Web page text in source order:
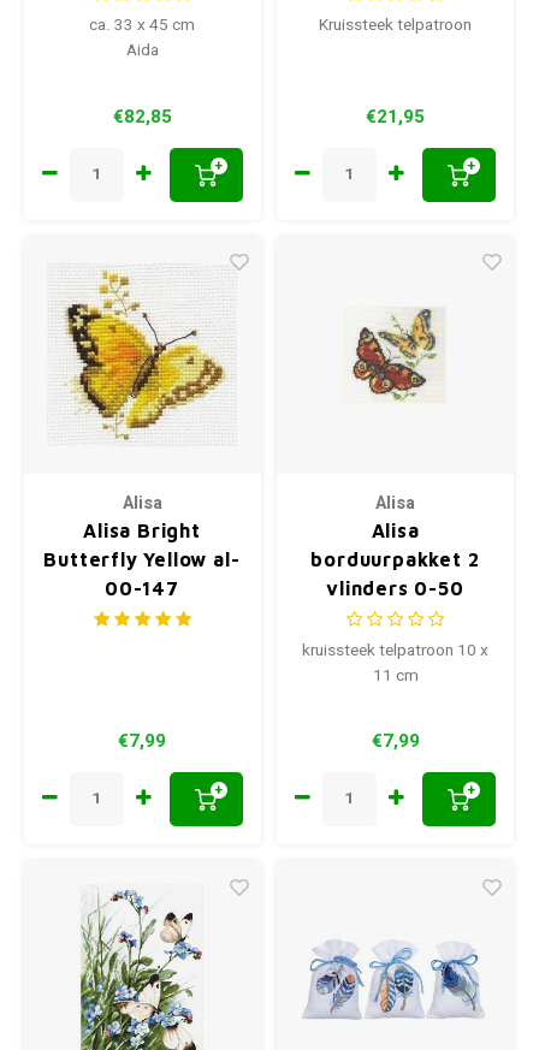
ca. 33 x 45 cm
Aida
€82,85
+
Kruissteek telpatroon
€21,95
+
Alisa
Alisa Bright
Butterfly Yellow al-
00-147
€7,99
+
Alisa
Alisa
borduurpakket 2
vlinders 0-50
kruissteek telpatroon 10 x
11 cm
€7,99
+